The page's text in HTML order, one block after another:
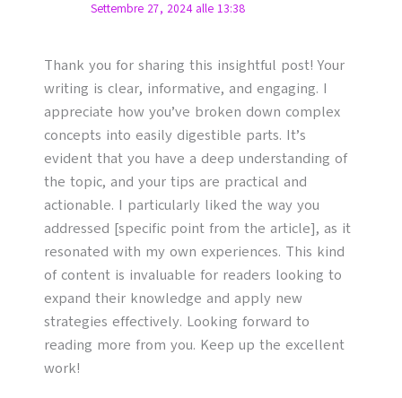
Settembre 27, 2024 alle 13:38
Thank you for sharing this insightful post! Your
writing is clear, informative, and engaging. I
appreciate how you’ve broken down complex
concepts into easily digestible parts. It’s
evident that you have a deep understanding of
the topic, and your tips are practical and
actionable. I particularly liked the way you
addressed [specific point from the article], as it
resonated with my own experiences. This kind
of content is invaluable for readers looking to
expand their knowledge and apply new
strategies effectively. Looking forward to
reading more from you. Keep up the excellent
work!